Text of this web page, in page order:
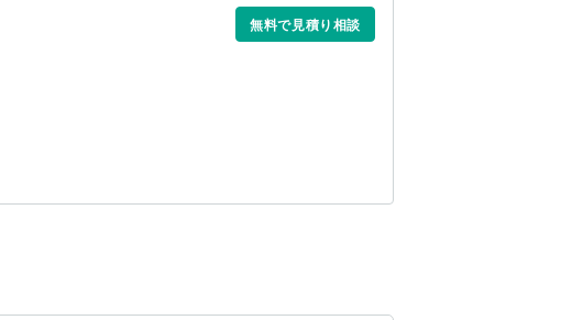
無料で見積り相談